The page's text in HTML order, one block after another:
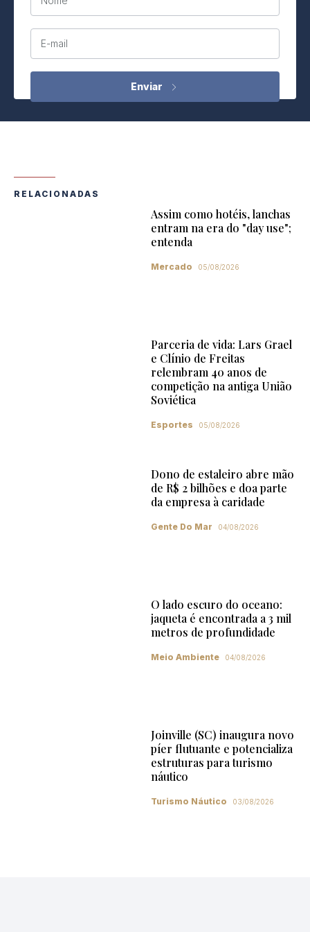
E-mail
RELACIONADAS
Assim como hotéis, lanchas
entram na era do "day use";
entenda
Mercado 05/08/2026
Parceria de vida: Lars Grael
e Clínio de Freitas
relembram 40 anos de
competição na antiga União
Soviética
Esportes 05/08/2026
Dono de estaleiro abre mão
de R$ 2 bilhões e doa parte
da empresa à caridade
Gente Do Mar 04/08/2026
O lado escuro do oceano:
jaqueta é encontrada a 3 mil
metros de profundidade
Meio Ambiente 04/08/2026
Joinville (SC) inaugura novo
píer flutuante e potencializa
estruturas para turismo
náutico
Turismo Náutico 03/08/2026